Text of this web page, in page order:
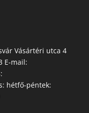
Vásártéri utca 4
E-mail:
hétfő-péntek: